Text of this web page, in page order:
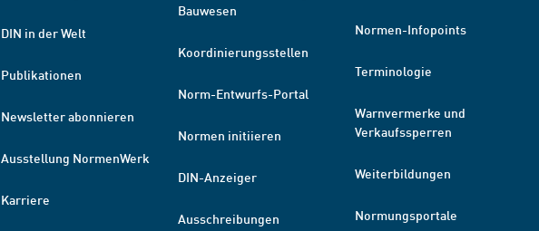
DIN in der Welt
Publikationen
Newsletter abonnieren
Ausstellung NormenWerk
Karriere
Bauwesen
Koordinierungsstellen
Norm-Entwurfs-Portal
Normen initiieren
DIN-Anzeiger
Ausschreibungen
Normen-Infopoints
Terminologie
Warnvermerke und
Verkaufssperren
Weiterbildungen
Normungsportale